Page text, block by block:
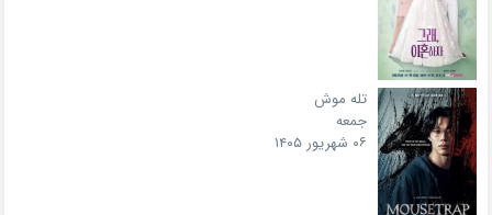
تله موش
جمعه
۰۶ شهریور ۱۴۰۵